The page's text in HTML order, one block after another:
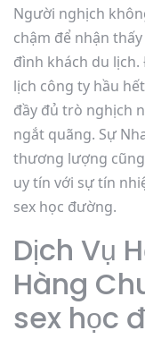
Người nghịch
chậm để nhận
đình khách du
lịch công ty hầu
đầy đủ trò nghịch
ngắt quãng. Sự
thương lượng
uy tín với sự tín
sex học đường.
Dịch Vụ
Hàng
sex học